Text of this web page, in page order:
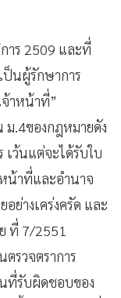
าร 2509 และที่
ป็นผู้รักษาการ
าหน้าที่”
ม.4ของกฎหมายดัง
เว้นแต่จะได้รับใบ
น้าที่และอำนาจ
ย่างเคร่งครัด และ
ที่ 7/2551
รวจตราการ
ที่รับผิดชอบของ